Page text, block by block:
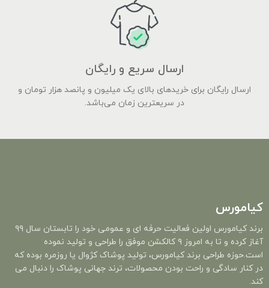
ارسال سریع و رایگان
ارسال رایگان برای خریدهای بالای یک میلیون و پانصد هزار تومان و
در سریعترین زمان می‌باشد.
کیامورس
برند کیامورس اولین فعالیت حرفه ای و عمومی خود را تابستان سال ۹۹
آغاز کرده و تا به امروز ۹ کالکشن موفق را طراحی و تولید نموده
است.حوزه طراحی برند کیامورس، تولید پوشاک کژوال یا روزمره بوده که
در کنار سادگی و راحت بودن محصولات، ترند جهانی پوشاک را دنبال می
کند.